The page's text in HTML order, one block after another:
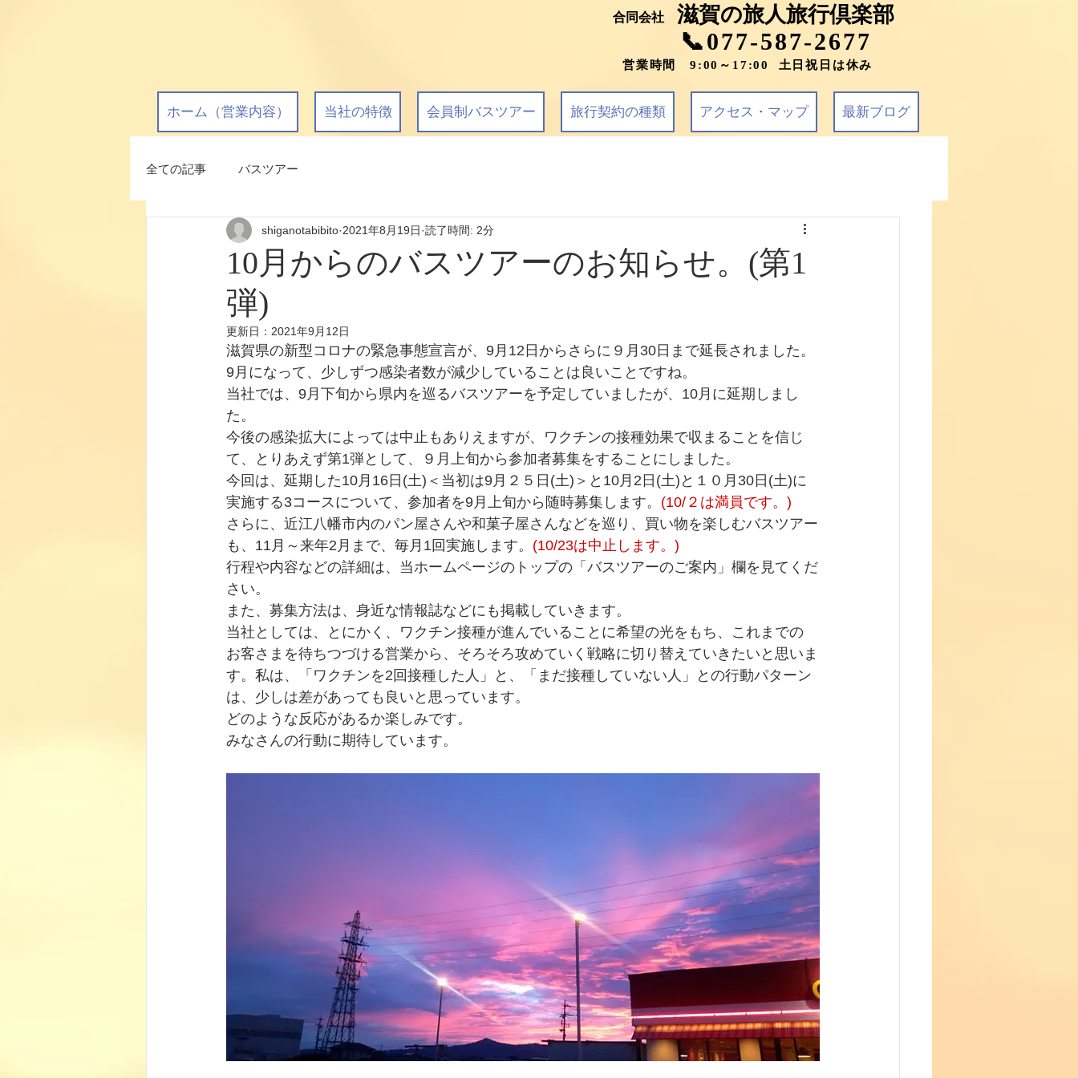
合同会社 滋賀の旅人旅行倶楽部
📞077-587-2677
営業時間 9:00～17:00 土日祝日は休み
ホーム（営業内容） 当社の特徴 会員制バスツアー 旅行契約の種類 アクセス・マップ 最新ブログ
全ての記事 バスツアー
10月からのバスツアーのお知らせ。(第1
弾)
shiganotabibito 2021年8月19日 読了時間: 2分
更新日： 2021年9月12日
滋賀県の新型コロナの緊急事態宣言が、9月12日からさらに９月30日まで延長されました。
9月になって、少しずつ感染者数が減少していることは良いことですね。
当社では、9月下旬から県内を巡るバスツアーを予定していましたが、10月に延期しまし
た。
今後の感染拡大によっては中止もありえますが、ワクチンの接種効果で収まることを信じ
て、とりあえず第1弾として、９月上旬から参加者募集をすることにしました。
今回は、延期した10月16日(土)＜当初は9月２５日(土)＞と10月2日(土)と１０月30日(土)に
実施する3コースについて、参加者を9月上旬から随時募集します。 (10/２は満員です。)
さらに、近江八幡市内のパン屋さんや和菓子屋さんなどを巡り、買い物を楽しむバスツアー
も、11月～来年2月まで、毎月1回実施します。 (10/23は中止します。)
行程や内容などの詳細は、当ホームページのトップの「バスツアーのご案内」欄を見てくだ
さい。
また、募集方法は、身近な情報誌などにも掲載していきます。
当社としては、とにかく、ワクチン接種が進んでいることに希望の光をもち、これまでの
お客さまを待ちつづける営業から、そろそろ攻めていく戦略に切り替えていきたいと思いま
す。私は、「ワクチンを2回接種した人」と、「まだ接種していない人」との行動パターン
は、少しは差があっても良いと思っています。
どのような反応があるか楽しみです。
みなさんの行動に期待しています。